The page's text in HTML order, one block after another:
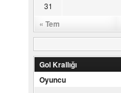
« Tem
31
Gol Krallığı
Oyuncu